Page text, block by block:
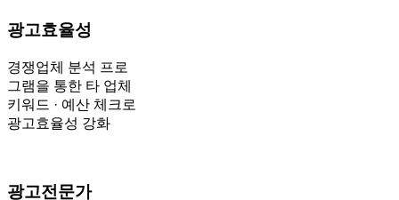
광고효율성
경쟁업체 분석 프로
그램을 통한 타 업체
키워드 · 예산 체크로
광고효율성 강화
광고전문가